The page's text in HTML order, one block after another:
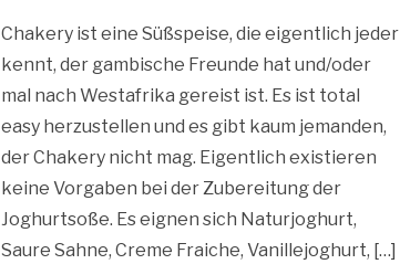
Chakery ist eine Süßspeise, die eigentlich jeder
kennt, der gambische Freunde hat und/oder
mal nach Westafrika gereist ist. Es ist total
easy herzustellen und es gibt kaum jemanden,
der Chakery nicht mag. Eigentlich existieren
keine Vorgaben bei der Zubereitung der
Joghurtsoße. Es eignen sich Naturjoghurt,
Saure Sahne, Creme Fraiche, Vanillejoghurt, […]